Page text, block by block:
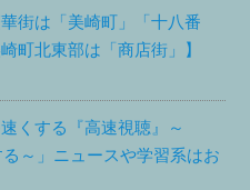
街は「美崎町」「十八番
町北東部は「商店街」】
くする『高速視聴』～
～」ニュースや学習系はお